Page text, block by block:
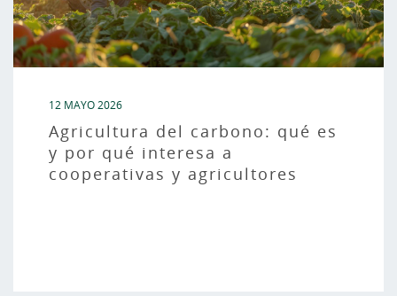
12 MAYO 2026
Agricultura del carbono: qué es
y por qué interesa a
cooperativas y agricultores